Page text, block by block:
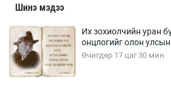
Шинэ мэдээ
Их зохиолчийн уран
онцлогийг олон
Өчигдөр 17 цаг 30 мин